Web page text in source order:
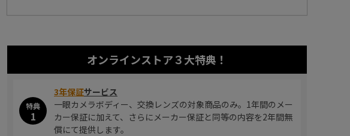
オンラインストア３大特典！
特典
1
3年保証サービス
一眼カメラボディー、交換レンズの対象商品のみ。1年間のメー
カー保証に加えて、さらにメーカー保証と同等の内容を2年間無
償にて提供します。